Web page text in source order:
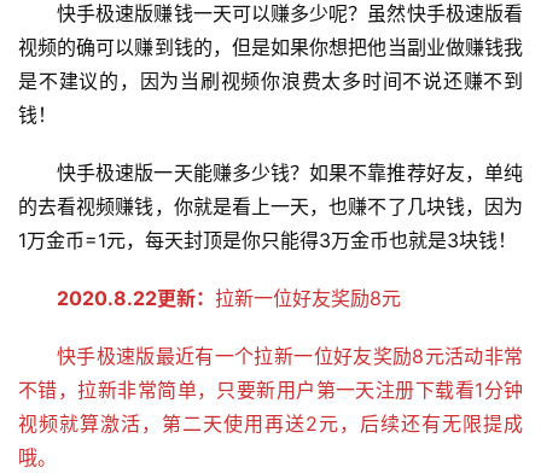
快手极速版赚钱一天可以赚多少呢？虽然快手极速版看
视频的确可以赚到钱的，但是如果你想把他当副业做赚钱我
是不建议的，因为当刷视频你浪费太多时间不说还赚不到
钱！
快手极速版一天能赚多少钱？如果不靠推荐好友，单纯
的去看视频赚钱，你就是看上一天，也赚不了几块钱，因为
1万金币=1元，每天封顶是你只能得3万金币也就是3块钱！
2020.8.22更新： 拉新一位好友奖励8元
快手极速版最近有一个拉新一位好友奖励8元活动非常
不错，拉新非常简单，只要新用户第一天注册下载看1分钟
视频就算激活，第二天使用再送2元，后续还有无限提成
哦。